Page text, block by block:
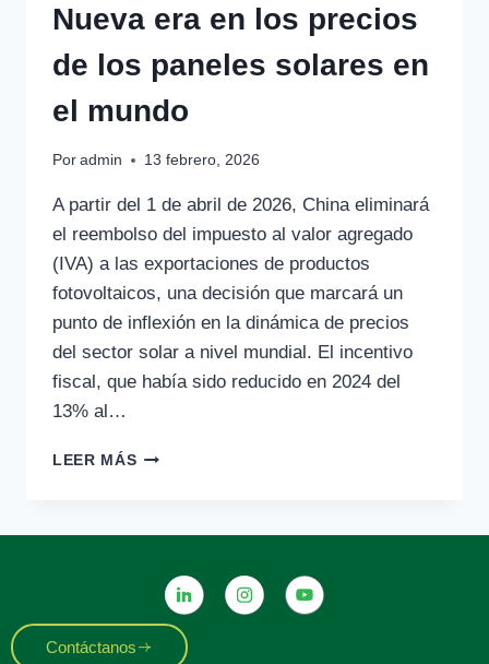
Nueva era en los precios
de los paneles solares en
el mundo
Por admin 13 febrero, 2026
A partir del 1 de abril de 2026, China eliminará
el reembolso del impuesto al valor agregado
(IVA) a las exportaciones de productos
fotovoltaicos, una decisión que marcará un
punto de inflexión en la dinámica de precios
del sector solar a nivel mundial. El incentivo
fiscal, que había sido reducido en 2024 del
13% al…
LEER MÁS
Contáctanos